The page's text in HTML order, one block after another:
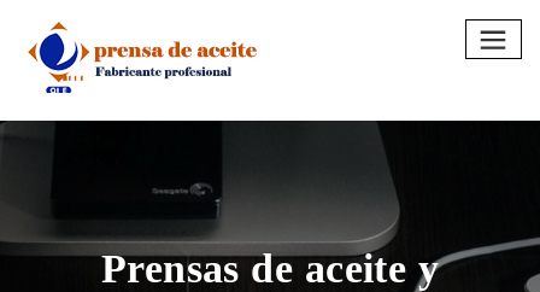
content
Prensas de aceite y